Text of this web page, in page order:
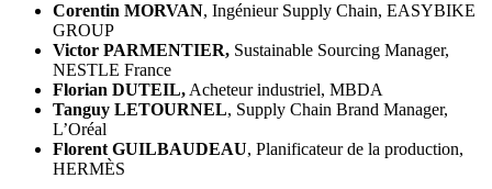
Corentin MORVAN, Ingénieur Supply Chain, EASYBIKE
GROUP
Victor PARMENTIER, Sustainable Sourcing Manager,
NESTLE France
Florian DUTEIL, Acheteur industriel, MBDA
Tanguy LETOURNEL, Supply Chain Brand Manager,
L’Oréal
Florent GUILBAUDEAU, Planificateur de la production,
HERMÈS